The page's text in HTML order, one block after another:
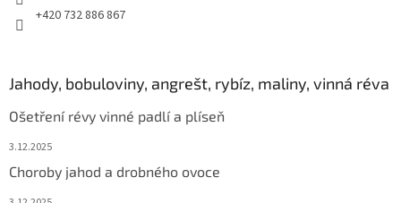
+420 732 886 867
Jahody, bobuloviny, angrešt, rybíz, maliny, vinná réva
Ošetření révy vinné padlí a plíseň
3.12.2025
Choroby jahod a drobného ovoce